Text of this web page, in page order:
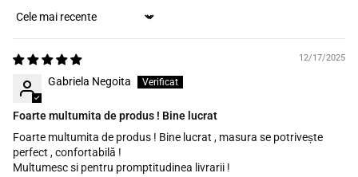
Sort by
12/17/2025
Gabriela Negoita
Foarte multumita de produs ! Bine lucrat
Foarte multumita de produs ! Bine lucrat , masura se potrivește
perfect , confortabilă !
Multumesc si pentru promptitudinea livrarii !